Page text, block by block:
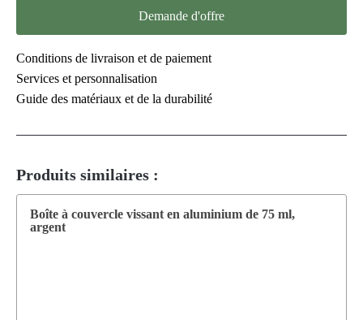
Demande d'offre
Conditions de livraison et de paiement
Services et personnalisation
Guide des matériaux et de la durabilité
Produits similaires :
Boîte à couvercle vissant en aluminium de 75 ml,
argent